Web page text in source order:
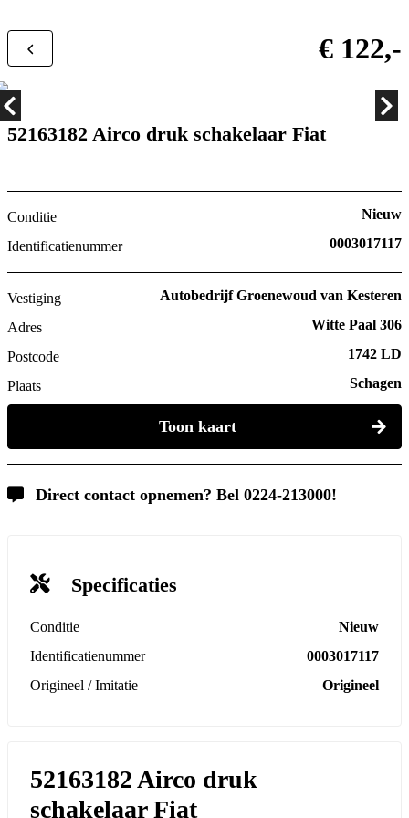
€ 122,-
52163182 Airco druk schakelaar Fiat
Conditie Nieuw
Identificatienummer 0003017117
Vestiging Autobedrijf Groenewoud van Kesteren
Adres Witte Paal 306
Postcode 1742 LD
Plaats Schagen
Toon kaart
Direct contact opnemen? Bel 0224-213000!
Specificaties
Conditie
Nieuw
Identificatienummer
0003017117
Origineel / Imitatie
Origineel
52163182 Airco druk
schakelaar Fiat